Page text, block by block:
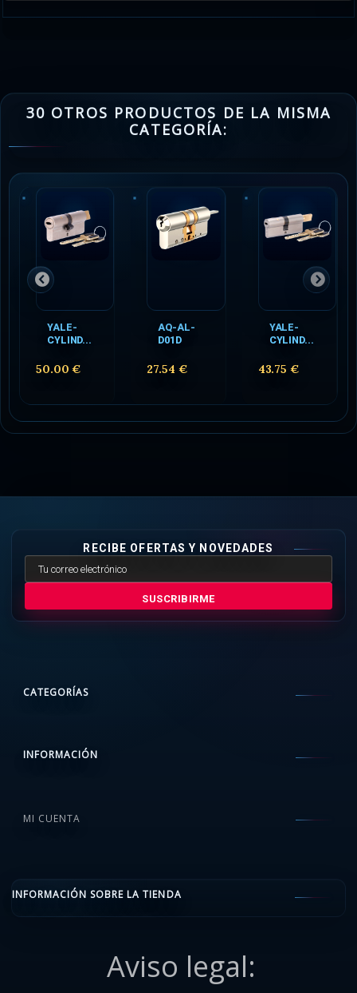
30 OTROS PRODUCTOS DE LA MISMA
CATEGORÍA:
YALE-
CYLIND...
50.00 €
AQ-AL-
D01D
27.54 €
YALE-
CYLIND...
43.75 €
RECIBE OFERTAS Y NOVEDADES
SUSCRIBIRME
CATEGORÍAS
INFORMACIÓN
MI CUENTA
INFORMACIÓN SOBRE LA TIENDA
Aviso legal: